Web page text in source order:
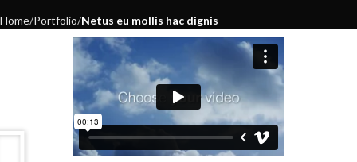
Home Portfolio Netus eu mollis hac dignis